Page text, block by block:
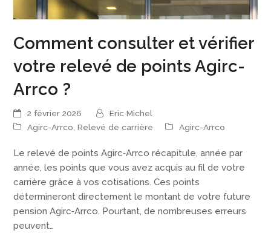
Comment consulter et vérifier
votre relevé de points Agirc-
Arrco ?
2 février 2026
Eric Michel
Agirc-Arrco ,Relevé de carrière Agirc-Arrco
Le relevé de points Agirc‑Arrco récapitule, année par
année, les points que vous avez acquis au fil de votre
carrière grâce à vos cotisations. Ces points
détermineront directement le montant de votre future
pension Agirc‑Arrco. Pourtant, de nombreuses erreurs
peuvent…